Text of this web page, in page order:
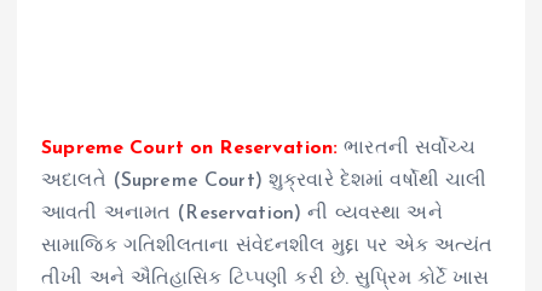
Supreme Court on Reservation: ભારતની સર્વોચ્ચ
અદાલતે (Supreme Court) શુક્રવારે દેશમાં વર્ષોથી ચાલી
આવતી અનામત (Reservation) ની વ્યવસ્થા અને
સામાજિક ગતિશીલતાના સંવેદનશીલ મુદ્દા પર એક અત્યંત
તીખી અને ઐતિહાસિક ટિપ્પણી કરી છે. સુપ્રિમ કોર્ટે ખાસ